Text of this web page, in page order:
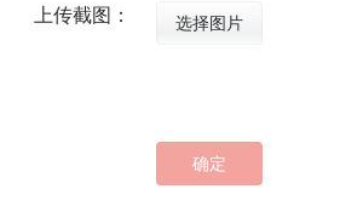
上传截图： 选择图片
确定